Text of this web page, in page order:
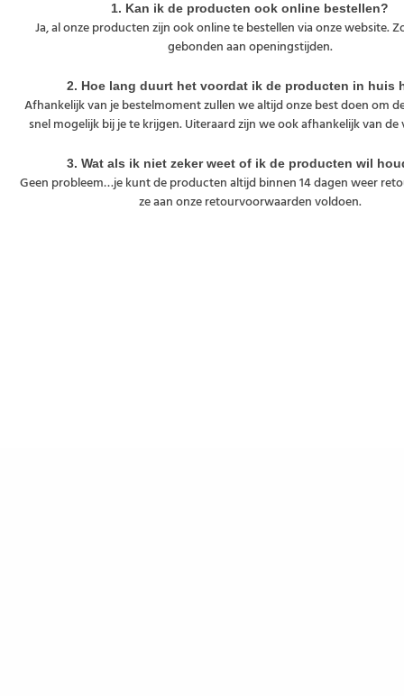
1. Kan ik de producten ook online bestellen?
Ja, al onze producten zijn ook online te bestellen via onze website.
gebonden aan openingstijden.
2. Hoe lang duurt het voordat ik de producten in huis
Afhankelijk van je bestelmoment zullen we altijd onze best doen om
snel mogelijk bij je te krijgen. Uiteraard zijn we ook afhankelijk van
3. Wat als ik niet zeker weet of ik de producten wil
Geen probleem…je kunt de producten altijd binnen 14 dagen weer
ze aan onze retourvoorwaarden voldoen.